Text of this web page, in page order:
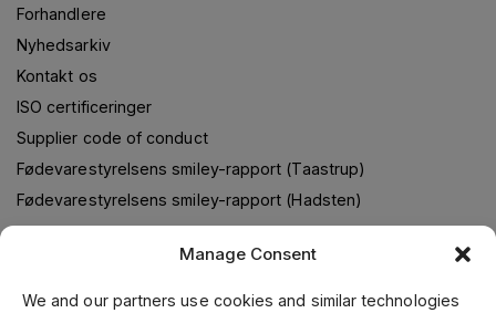
Manage Consent
We and our partners use cookies and similar technologies
Forhandlere
Nyhedsarkiv
Kontakt os
ISO certificeringer
Supplier code of conduct
Fødevarestyrelsens smiley-rapport (Taastrup)
Fødevarestyrelsens smiley-rapport (Hadsten)
Om os